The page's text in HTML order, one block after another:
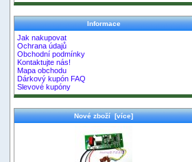
Informace
Jak nakupovat
Ochrana údajů
Obchodní podmínky
Kontaktujte nás!
Mapa obchodu
Dárkový kupón FAQ
Slevové kupóny
Nové zboží [více]